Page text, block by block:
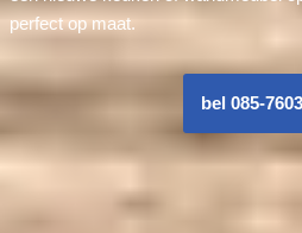
perfect op maat.
bel 085-